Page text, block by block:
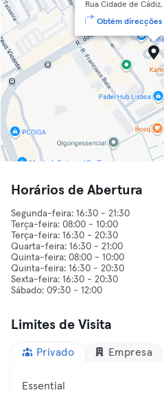
Rua Cidade de
Obtém direcções
Horários de Abertura
Segunda-feira: 16:30 - 21:30
Terça-feira: 08:00 - 10:00
Terça-feira: 16:30 - 20:30
Quarta-feira: 16:30 - 21:00
Quinta-feira: 08:00 - 10:00
Quinta-feira: 16:30 - 20:30
Sexta-feira: 16:30 - 20:30
Limites de Visita
Privado Empresa
Essential